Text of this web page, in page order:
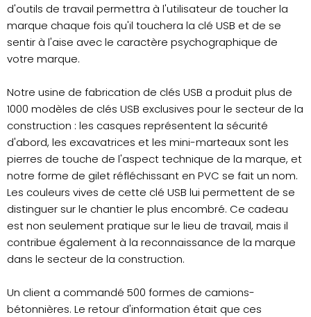
d'outils de travail permettra à l'utilisateur de toucher la
marque chaque fois qu'il touchera la clé USB et de se
sentir à l'aise avec le caractère psychographique de
votre marque.
Notre usine de fabrication de clés USB a produit plus de
1000 modèles de clés USB exclusives pour le secteur de la
construction : les casques représentent la sécurité
d'abord, les excavatrices et les mini-marteaux sont les
pierres de touche de l'aspect technique de la marque, et
notre forme de gilet réfléchissant en PVC se fait un nom.
Les couleurs vives de cette clé USB lui permettent de se
distinguer sur le chantier le plus encombré. Ce cadeau
est non seulement pratique sur le lieu de travail, mais il
contribue également à la reconnaissance de la marque
dans le secteur de la construction.
Un client a commandé 500 formes de camions-
bétonnières. Le retour d'information était que ces